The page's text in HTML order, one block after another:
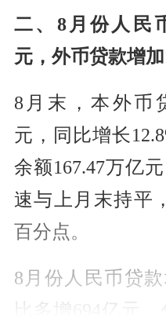
二、8月份人民
元，外币贷款增
8月末，本外币
元，同比增长
余额167.47万亿
速与上月末持平
百分点。
8月份人民币贷
比多增694亿元